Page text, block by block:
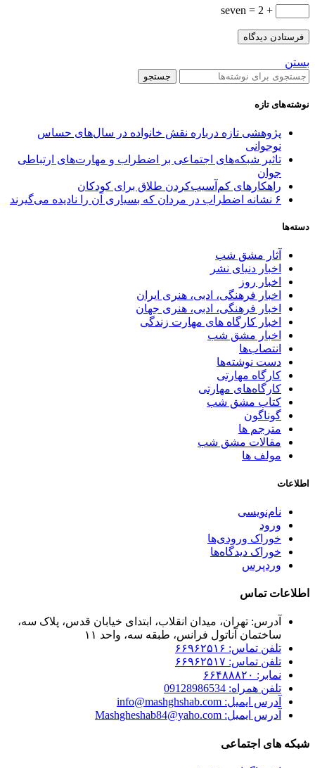
+ 2 = seven
بستن
جستجو
نوشته‌های تازه
پژوهشی تازه درباره نقش خانواده در سال‌های حساس
نوجوانی
تاثیر شبکه‌های اجتماعی بر اضطراب و مهارت‌های ارتباطی
جوان
راهکارهای کم‌آسیب‌کردن طلاق برای کودکان
۶ نشانه اضطراب در مردان که بسیاری آن را نادیده می‌گیرند
دسته‌ها
آثار مشق شب
اخبار دنیای نشر
اخبار روز
اخبار فرهنگی، ادبی، هنری ایران
اخبار فرهنگی، ادبی، هنری جهان
اخبار کارگاه های مهارت زندگی
اخبار مشق شب
انتصاب‌ها
دست نوشته‌ها
کارگاه مهارتی
کارگاه‌های مهارتی
کتاب مشق شب
گوناگون
مترجم ها
مقالات مشق شب
مولف ها
اطلاعات
نام‌نویسی
ورود
خوراک ورودی‌ها
خوراک دیدگاه‌ها
وردپرس
اطلاعات تماس
آدرس: تهران، میدان انقلاب، ابتدای خیابان قدس، پلاک سه،
ساختمان آناتول فرانس، طبقه سه، واحد ۱۱
تلفن تماس: ۶۶۹۶۲۵۱۶
تلفن تماس: ۶۶۹۶۲۵۱۷
نمابر: ۶۶۴۸۸۸۲۰
تلفن همراه: 09128986534
آدرس ایمیل: info@mashghshab.com
آدرس ایمیل: Mashgheshab84@yaho.com
شبکه های اجتماعی